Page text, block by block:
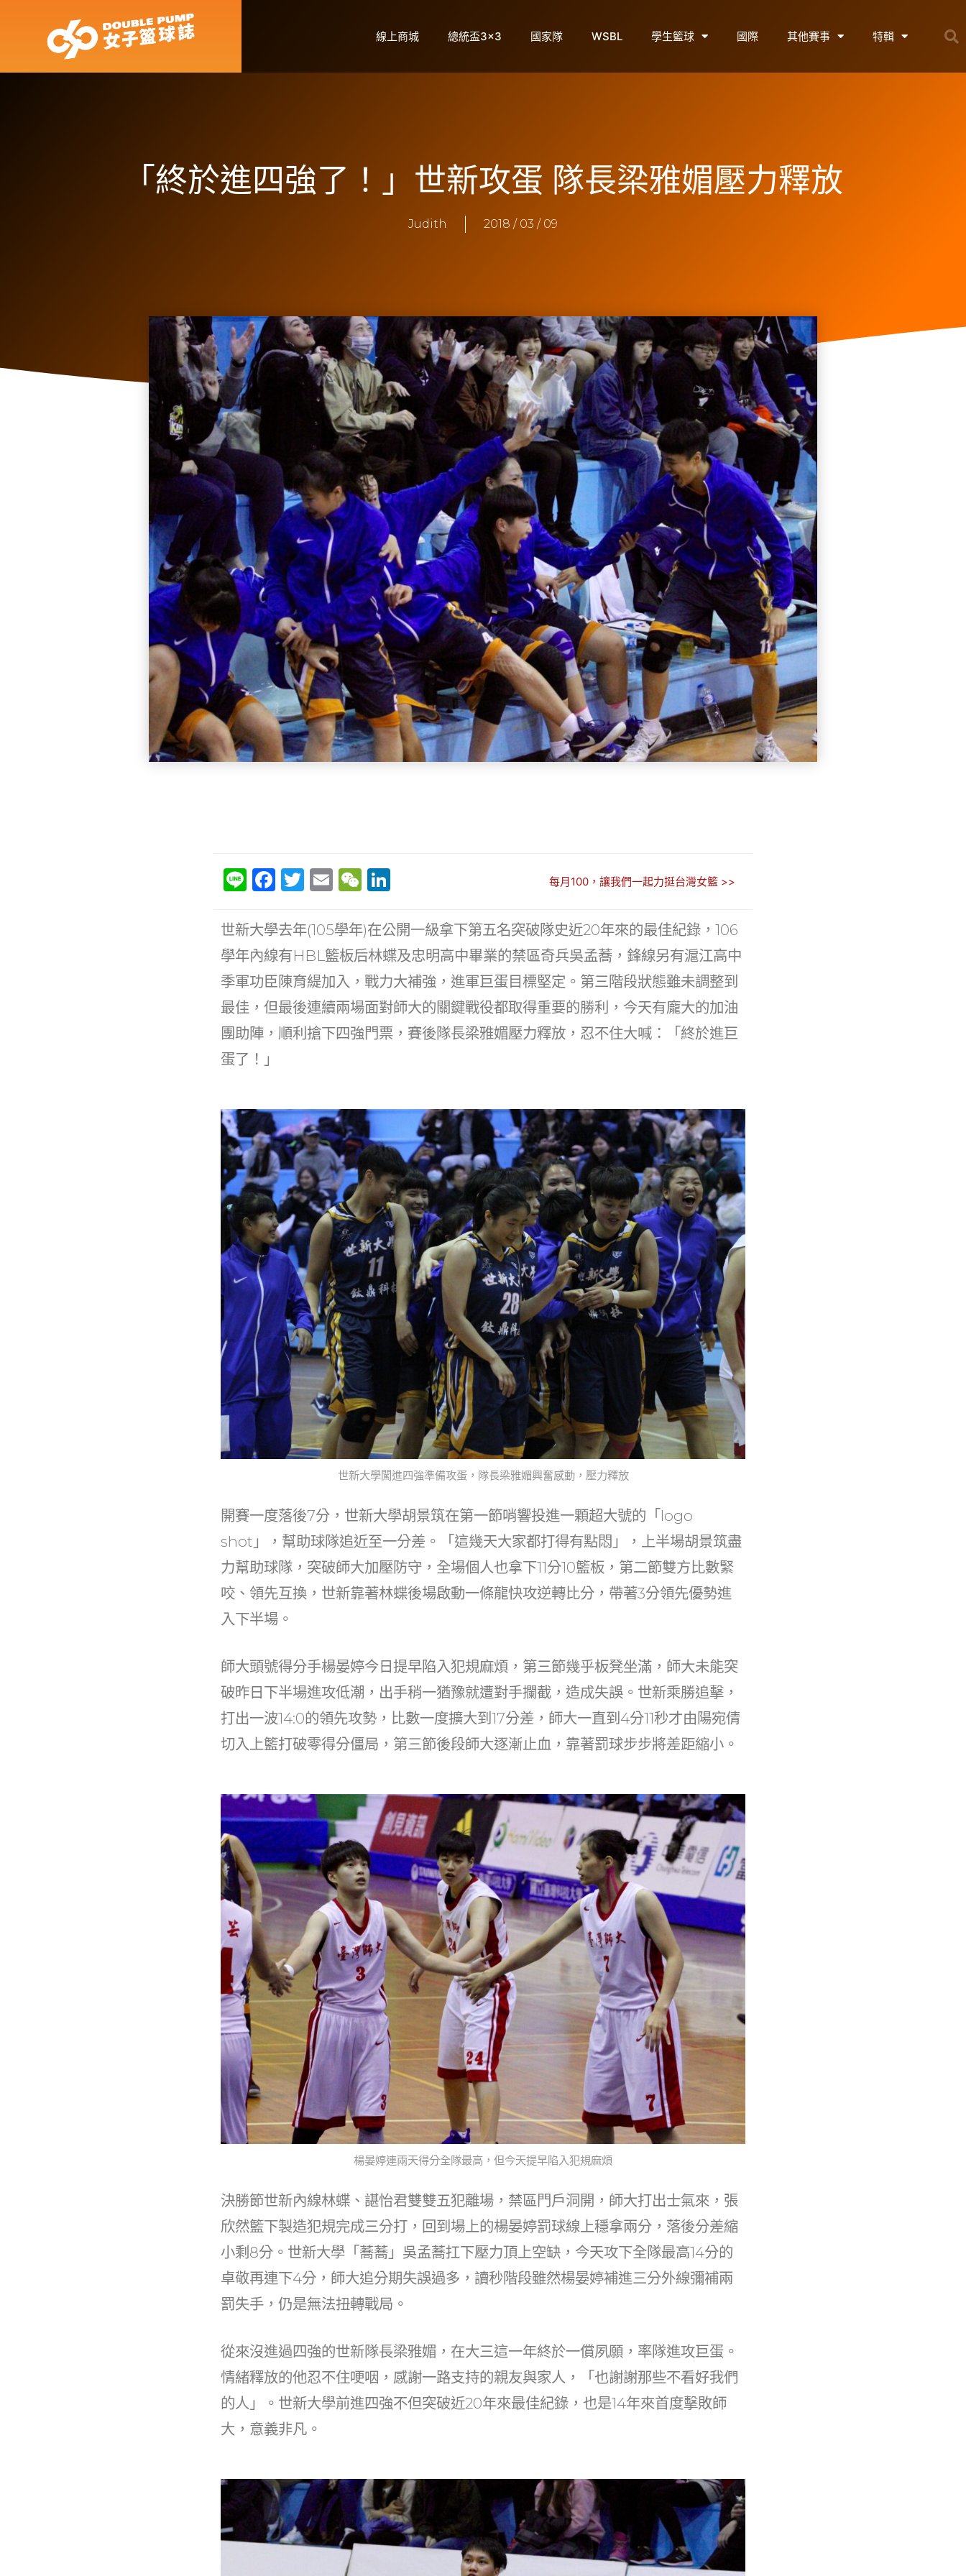
線上商城 總統盃3×3 國家隊 WSBL 學生籃球 國際 其他賽事 特輯
「終於進四強了！」世新攻蛋 隊長梁雅媚壓力釋放
Judith 2018 / 03 / 09
Li
e
F
c
e
b
o
o
k
T
itt
er
E
ai
l
W
C
h
at
k
e
dI
n
每月100，讓我們一起力挺台灣女籃 >>
世新大學去年(105學年)在公開一級拿下第五名突破隊史近20年來的最佳紀錄，106
學年內線有HBL籃板后林蝶及忠明高中畢業的禁區奇兵吳孟蕎，鋒線另有滬江高中
季軍功臣陳育緹加入，戰力大補強，進軍巨蛋目標堅定。第三階段狀態雖未調整到
最佳，但最後連續兩場面對師大的關鍵戰役都取得重要的勝利，今天有龐大的加油
團助陣，順利搶下四強門票，賽後隊長梁雅媚壓力釋放，忍不住大喊：「終於進巨
蛋了！」
世新大學闖進四強準備攻蛋，隊長梁雅媚興奮感動，壓力釋放
開賽一度落後7分，世新大學胡景筑在第一節哨響投進一顆超大號的「logo
shot」，幫助球隊追近至一分差。「這幾天大家都打得有點悶」，上半場胡景筑盡
力幫助球隊，突破師大加壓防守，全場個人也拿下11分10籃板，第二節雙方比數緊
咬、領先互換，世新靠著林蝶後場啟動一條龍快攻逆轉比分，帶著3分領先優勢進
入下半場。
師大頭號得分手楊晏婷今日提早陷入犯規麻煩，第三節幾乎板凳坐滿，師大未能突
破昨日下半場進攻低潮，出手稍一猶豫就遭對手攔截，造成失誤。世新乘勝追擊，
打出一波14:0的領先攻勢，比數一度擴大到17分差，師大一直到4分11秒才由陽宛倩
切入上籃打破零得分僵局，第三節後段師大逐漸止血，靠著罰球步步將差距縮小。
楊晏婷連兩天得分全隊最高，但今天提早陷入犯規麻煩
決勝節世新內線林蝶、諶怡君雙雙五犯離場，禁區門戶洞開，師大打出士氣來，張
欣然籃下製造犯規完成三分打，回到場上的楊晏婷罰球線上穩拿兩分，落後分差縮
小剩8分。世新大學「蕎蕎」吳孟蕎扛下壓力頂上空缺，今天攻下全隊最高14分的
卓敬再連下4分，師大追分期失誤過多，讀秒階段雖然楊晏婷補進三分外線彌補兩
罰失手，仍是無法扭轉戰局。
從來沒進過四強的世新隊長梁雅媚，在大三這一年終於一償夙願，率隊進攻巨蛋。
情緒釋放的他忍不住哽咽，感謝一路支持的親友與家人，「也謝謝那些不看好我們
的人」。世新大學前進四強不但突破近20年來最佳紀錄，也是14年來首度擊敗師
大，意義非凡。